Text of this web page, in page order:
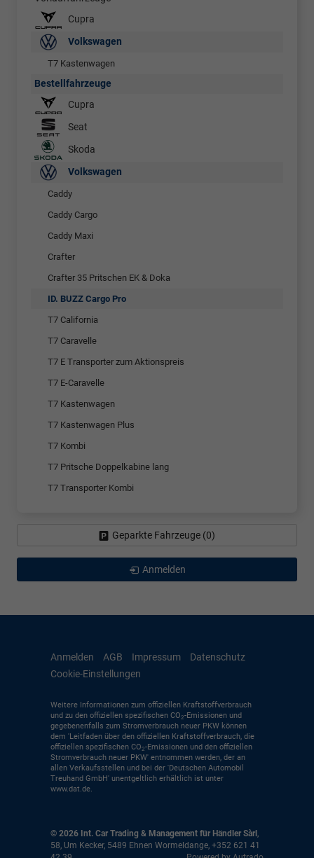
Cupra
Volkswagen
T7 Kastenwagen
Bestellfahrzeuge
Cupra
Seat
Skoda
Volkswagen
Caddy
Caddy Cargo
Caddy Maxi
Crafter
Crafter 35 Pritschen EK & Doka
ID. BUZZ Cargo Pro
T7 California
T7 Caravelle
T7 E Transporter zum Aktionspreis
T7 E-Caravelle
T7 Kastenwagen
T7 Kastenwagen Plus
T7 Kombi
T7 Pritsche Doppelkabine lang
T7 Transporter Kombi
Geparkte Fahrzeuge (0)
Anmelden
Anmelden AGB Impressum
Datenschutz
Cookie-Einstellungen
Weitere Informationen zum offiziellen Kraftstoffverbrauch
und zu den offiziellen spezifischen CO2-Emissionen und
gegebenenfalls zum Stromverbrauch neuer PKW können
dem 'Leitfaden über den offiziellen Kraftstoffverbrauch, die
offiziellen spezifischen CO2-Emissionen und den offiziellen
Stromverbrauch neuer PKW' entnommen werden, der an
allen Verkaufsstellen und bei der 'Deutschen Automobil
Treuhand GmbH' unentgeltlich erhältlich ist unter
www.dat.de.
© 2026 Int. Car Trading & Management für Händler Sàrl ,
58, Um Kecker, 5489 Ehnen Wormeldange, +352 621 41